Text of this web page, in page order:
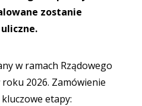
zostanie
w ramach Rządowego
2026. Zamówienie
etapy: